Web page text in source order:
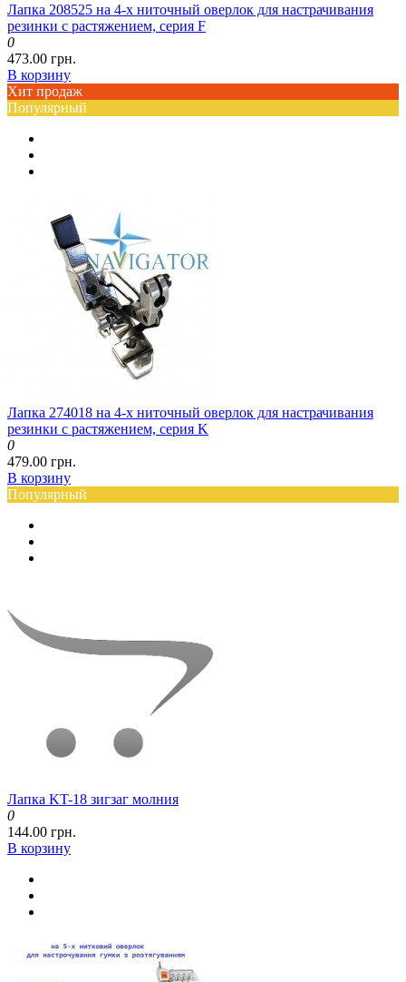
Лапка 208525 на 4-х ниточный оверлок для настрачивания
резинки с растяжением, серия F
0
473.00 грн.
В корзину
Хит продаж
Популярный
Лапка 274018 на 4-х ниточный оверлок для настрачивания
резинки с растяжением, серия K
0
479.00 грн.
В корзину
Популярный
Лапка KT-18 зигзаг молния
0
144.00 грн.
В корзину